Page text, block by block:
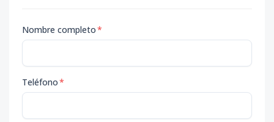
Nombre completo*
Teléfono*